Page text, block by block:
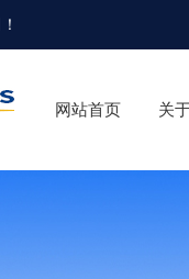
！
网站首页 关